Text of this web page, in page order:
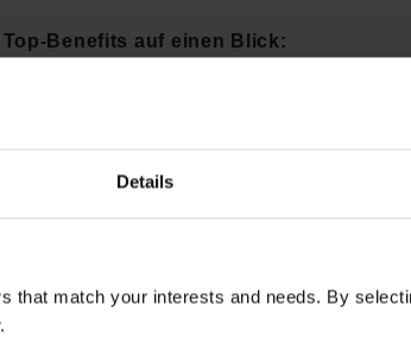
Details
that match your interests and needs. By
Top-Benefits auf einen Blick:
& hydratisierend
– für
Haar
Effekt
chemisch behandeltes & hitzegestresstes